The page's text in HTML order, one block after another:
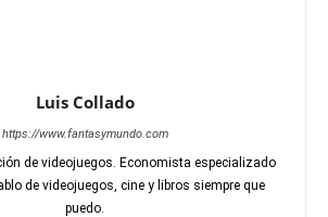
Luis Collado
https://www.fantasymundo.com
de videojuegos. Economista especializado
de videojuegos, cine y libros siempre que
puedo.